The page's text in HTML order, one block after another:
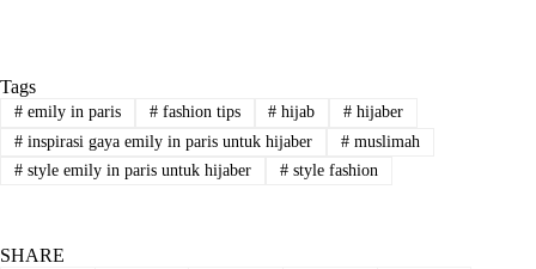
Tags
#emily in paris #fashion tips # hijab # hijaber
#inspirasi gaya emily in paris untuk hijaber #muslimah
#style emily in paris untuk hijaber #style fashion
SHARE